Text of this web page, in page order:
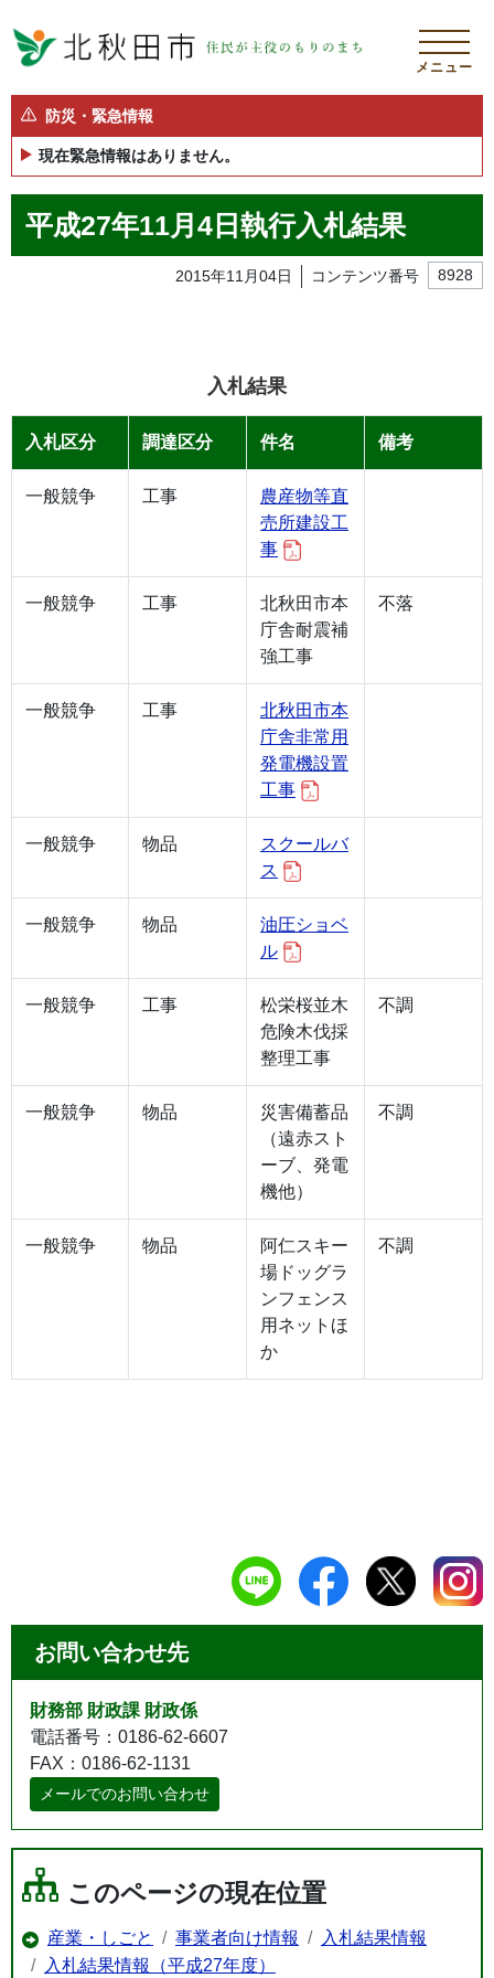
メニュー
防災・緊急情報
現在緊急情報はありません。
平成27年11月4日執行入札結果
2015年11月04日 コンテンツ番号 8928
入札結果
入札区分 調達区分 件名 備考
一般競争 工事
農産物等直
売所建設工
事
一般競争 工事
北秋田市本
庁舎耐震補
強工事
不落
一般競争 工事
北秋田市本
庁舎非常用
発電機設置
工事
一般競争 物品
スクールバ
ス
一般競争 物品
油圧ショベ
ル
一般競争 工事
松栄桜並木
危険木伐採
整理工事
不調
一般競争 物品
災害備蓄品
（遠赤スト
ーブ、発電
機他）
不調
一般競争 物品
阿仁スキー
場ドッグラ
ンフェンス
用ネットほ
か
不調
お問い合わせ先
財務部 財政課 財政係
電話番号：0186-62-6607
FAX：0186-62-1131
メールでのお問い合わせ
このページの現在位置
産業・しごと 事業者向け情報
入札結果情報
入札結果情報（平成27年度）